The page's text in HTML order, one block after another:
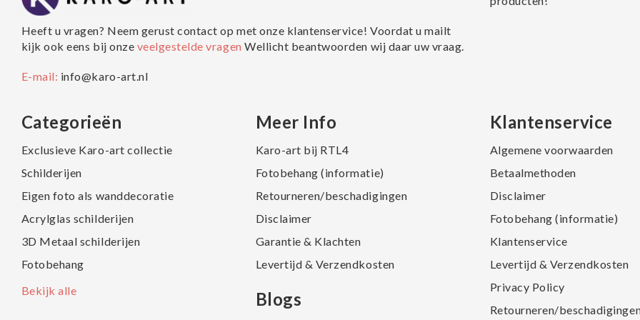
Heeft u vragen? Neem gerust contact op met onze klantenservice! Voordat u mailt
kijk ook eens bij onze veelgestelde vragenWellicht beantwoorden wij daar uw vraag.
E-mail: info@karo-art.nl
Categorieën
Exclusieve Karo-art collectie
Schilderijen
Eigen foto als wanddecoratie
Acrylglas schilderijen
3D Metaal schilderijen
Fotobehang
Bekijk alle
Meer Info
Karo-art bij RTL4
Fotobehang (informatie)
Retourneren/beschadigingen
Disclaimer
Garantie & Klachten
Levertijd & Verzendkosten
Blogs
Klantenservice
Algemene voorwaarden
Betaalmethoden
Disclaimer
Fotobehang (informatie)
Klantenservice
Levertijd & Verzendkosten
Privacy Policy
Retourneren/